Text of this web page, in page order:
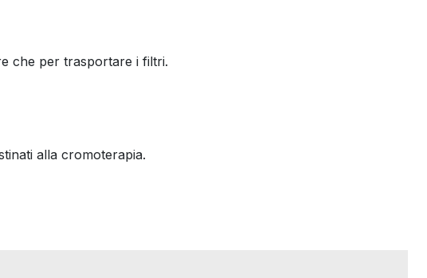
che per trasportare i filtri.
alla cromoterapia.